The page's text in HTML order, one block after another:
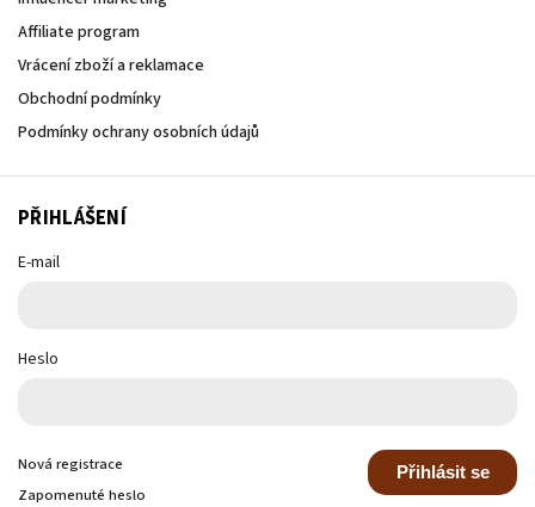
Affiliate program
Vrácení zboží a reklamace
Obchodní podmínky
Podmínky ochrany osobních údajů
PŘIHLÁŠENÍ
E-mail
Heslo
Přihlásit se
Nová registrace
Zapomenuté heslo